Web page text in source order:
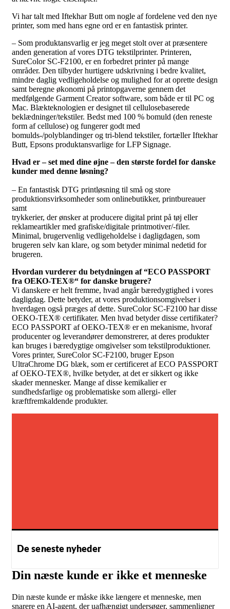
Vi har talt med Iftekhar Butt om nogle af fordelene ved den nye
printer, som med hans egne ord er en fantastisk printer.
– Som produktansvarlig er jeg meget stolt over at præsentere
anden generation af vores DTG tekstilprinter. Printeren,
SureColor SC-F2100, er en forbedret printer på mange
områder. Den tilbyder hurtigere udskrivning i bedre kvalitet,
mindre daglig vedligeholdelse og mulighed for at oprette design
samt beregne økonomi på printopgaverne gennem det
medfølgende Garment Creator software, som både er til PC og
Mac. Blækteknologien er designet til cellulosebaserede
beklædninger/tekstiler. Bedst med 100 % bomuld (den reneste
form af cellulose) og fungerer godt med
bomulds-/polyblandinger og tri-blend tekstiler, fortæller Iftekhar
Butt, Epsons produktansvarlige for LFP Signage.
Hvad er – set med dine øjne – den største fordel for danske
kunder med denne løsning?
– En fantastisk DTG printløsning til små og store
produktionsvirksomheder som onlinebutikker, printbureauer
samt
trykkerier, der ønsker at producere digital print på tøj eller
reklameartikler med grafiske/digitale printmotiver/-filer.
Minimal, brugervenlig vedligeholdelse i dagligdagen, som
brugeren selv kan klare, og som betyder minimal nedetid for
brugeren.
Hvordan vurderer du betydningen af “ECO PASSPORT
fra OEKO-TEX®“ for danske brugere?
Vi danskere er helt fremme, hvad angår bæredygtighed i vores
dagligdag. Dette betyder, at vores produktionsomgivelser i
hverdagen også præges af dette. SureColor SC-F2100 har disse
OEKO-TEX® certifikater. Men hvad betyder disse certifikater?
ECO PASSPORT af OEKO-TEX® er en mekanisme, hvoraf
producenter og leverandører demonstrerer, at deres produkter
kan bruges i bæredygtige omgivelser som tekstilproduktioner.
Vores printer, SureColor SC-F2100, bruger Epson
UltraChrome DG blæk, som er certificeret af ECO PASSPORT
af OEKO-TEX®, hvilke betyder, at det er sikkert og ikke
skader mennesker. Mange af disse kemikalier er
sundhedsfarlige og problematiske som allergi- eller
kræftfremkaldende produkter.
De seneste nyheder
Din næste kunde er ikke et menneske
Din næste kunde er måske ikke længere et menneske, men
snarere en AI-agent, der uafhængigt undersøger, sammenligner